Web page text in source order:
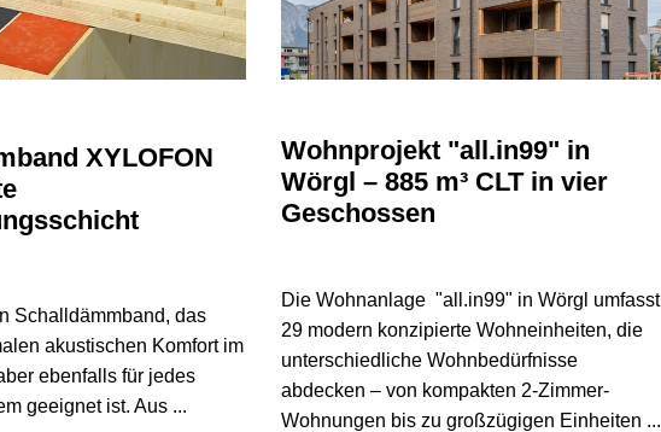
XYLOFON
Schalldämmband, das
akustischen Komfort im
ebenfalls für jedes
geeignet ist. Aus ...
Wohnprojekt "all.in99" in
Wörgl – 885 m³ CLT in vier
Geschossen
Die Wohnanlage "all.in99" in Wörgl umfasst
29 modern konzipierte Wohneinheiten, die
unterschiedliche Wohnbedürfnisse
abdecken – von kompakten 2-Zimmer-
Wohnungen bis zu großzügigen Einheiten ...